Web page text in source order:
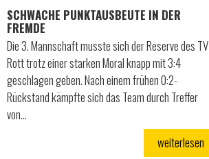
SCHWACHE PUNKTAUSBEUTE IN DER
FREMDE
Die 3. Mannschaft musste sich der Reserve des TV
Rott trotz einer starken Moral knapp mit 3:4
geschlagen geben. Nach einem frühen 0:2-
Rückstand kämpfte sich das Team durch Treffer
von…
weiterlesen